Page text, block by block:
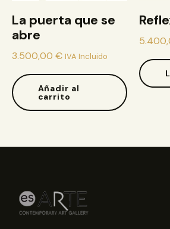
La puerta que se
abre
3.500,00 € IVA Incluido
Añadir al
carrito